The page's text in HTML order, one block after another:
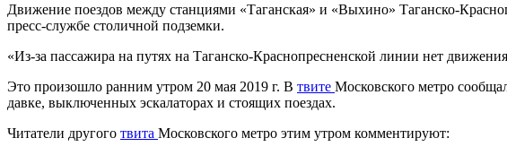
Движение поездов между станциями «Таганская» и «Выхино» Таганско-
пресс-службе столичной подземки.
«Из-за пассажира на путях на Таганско-Краснопресненской линии нет
Это произошло ранним утром 20 мая 2019 г. В твите Московского метро
давке, выключенных эскалаторах и стоящих поездах.
Читатели другого твита Московского метро этим утром комментируют: